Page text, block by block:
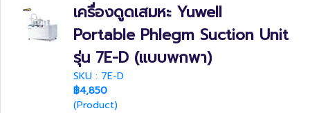
เครื่องดูดเสมหะ Yuwell
Portable Phlegm Suction Unit
รุ่น 7E-D (แบบพกพา)
SKU : 7E-D
฿4,850
(Product)